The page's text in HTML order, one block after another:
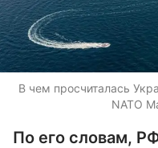
В чем просчиталась
NATO
По его словам,